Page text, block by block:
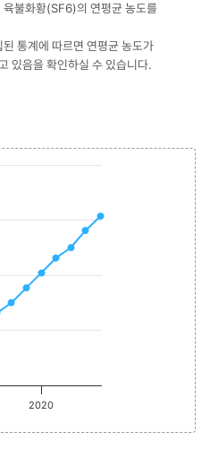
불화황(SF6)의 연평균 농도를
통계에 따르면 연평균 농도가
있음을 확인하실 수 있습니다.
displaying values. Range: 2014 to
displaying 단위(ppm). Data ranges
2020
End of